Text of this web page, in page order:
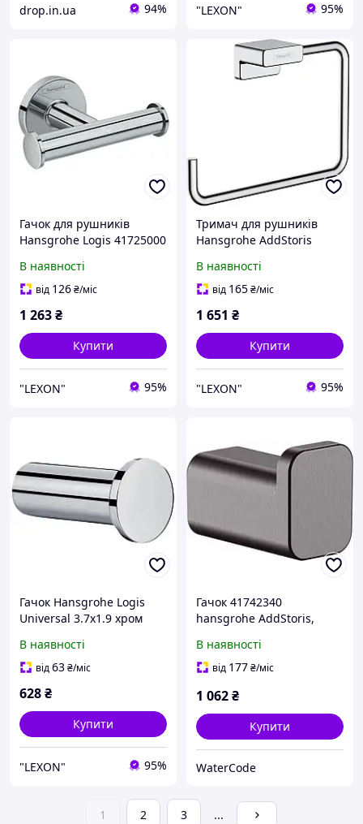
drop.in.ua 94% "LEXON" 95%
Гачок для рушників
Hansgrohe Logis 41725000
В наявності
від 126₴/міс
1 263₴
Купити
"LEXON" 95%
Тримач для рушників
Hansgrohe AddStoris
В наявності
від 165₴/міс
1 651 ₴
Купити
"LEXON" 95%
Гачок Hansgrohe Logis
Universal 3.7х1.9 хром
В наявності
від63₴/міс
628₴
Купити
"LEXON" 95%
Гачок 41742340
hansgrohe AddStoris,
В наявності
від 177₴/міс
1 062₴
Купити
WaterCode
1 2 3 ...